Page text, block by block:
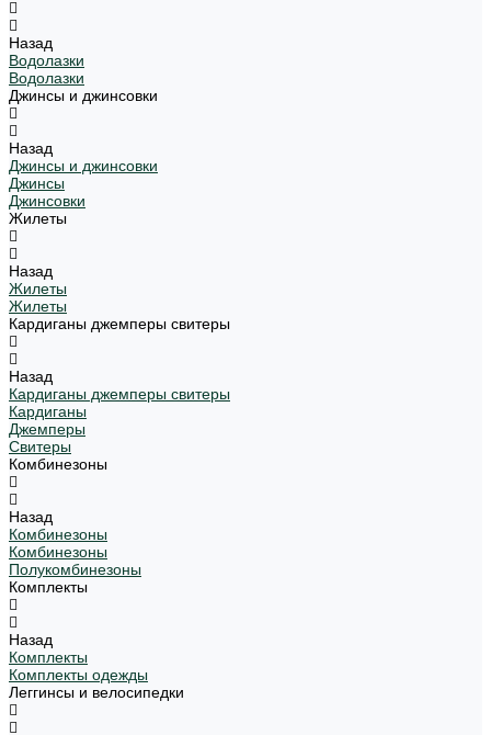
Назад
Водолазки
Водолазки
Джинсы и джинсовки
Назад
Джинсы и джинсовки
Джинсы
Джинсовки
Жилеты
Назад
Жилеты
Жилеты
Кардиганы джемперы свитеры
Назад
Кардиганы джемперы свитеры
Кардиганы
Джемперы
Свитеры
Комбинезоны
Назад
Комбинезоны
Комбинезоны
Полукомбинезоны
Комплекты
Назад
Комплекты
Комплекты одежды
Леггинсы и велосипедки